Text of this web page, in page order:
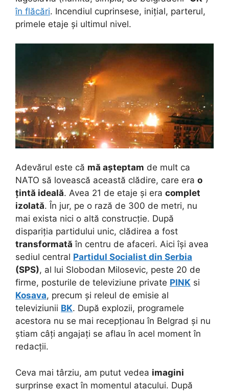
în flăcări. Incendiul cuprinsese, inițial, parterul,
primele etaje și ultimul nivel.
Adevărul este că mă așteptam de mult ca
NATO să lovească această clădire, care era o
țintă ideală. Avea 21 de etaje și era complet
izolată. În jur, pe o rază de 300 de metri, nu
mai exista nici o altă construcție. După
dispariția partidului unic, clădirea a fost
transformată în centru de afaceri. Aici își avea
sediul central Partidul Socialist din Serbia
(SPS), al lui Slobodan Milosevic, peste 20 de
firme, posturile de televiziune private PINK si
Kosava, precum și releul de emisie al
televiziunii BK. După explozii, programele
acestora nu se mai recepționau în Belgrad și nu
știam câți angajați se aflau în acel moment în
redacții.
Ceva mai târziu, am putut vedea imagini
surprinse exact în momentul atacului. După